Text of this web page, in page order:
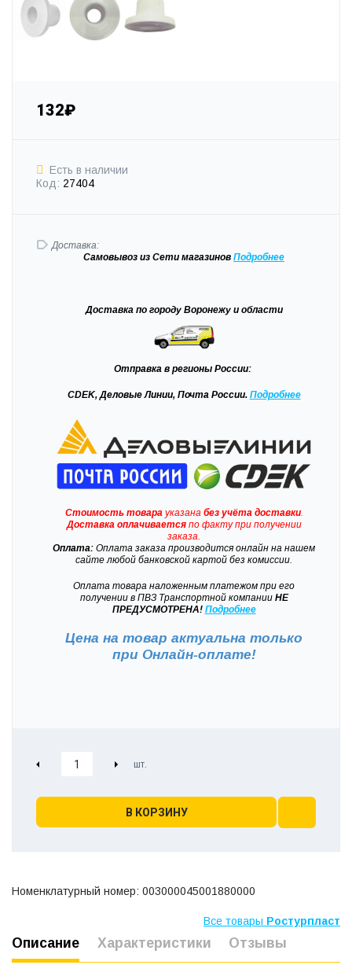
132₽
Есть в наличии
Код: 27404
Доставка:
Самовывоз из Сети магазинов Подробнее
Доставка по городу Воронежу и области
Отправка в регионы России:
CDEK, Деловые Линии, Почта России. Подробнее
Стоимость товарауказана без учёта доставки.
Доставкаоплачиваетсяпо факту при получении
заказа.
Оплата: Оплата заказа производится онлайн на нашем
сайте любой банковской картой без комиссии.
Оплата товара наложенным платежом при его
получении в ПВЗ Транспортной компанииНЕ
ПРЕДУСМОТРЕНА! Подробнее
Цена на товар актуальна только
при Онлайн-оплате!
В КОРЗИНУ
Номенклатурный номер: 003000045001880000
Все товары Ростурпласт
Описание Характеристики Отзывы